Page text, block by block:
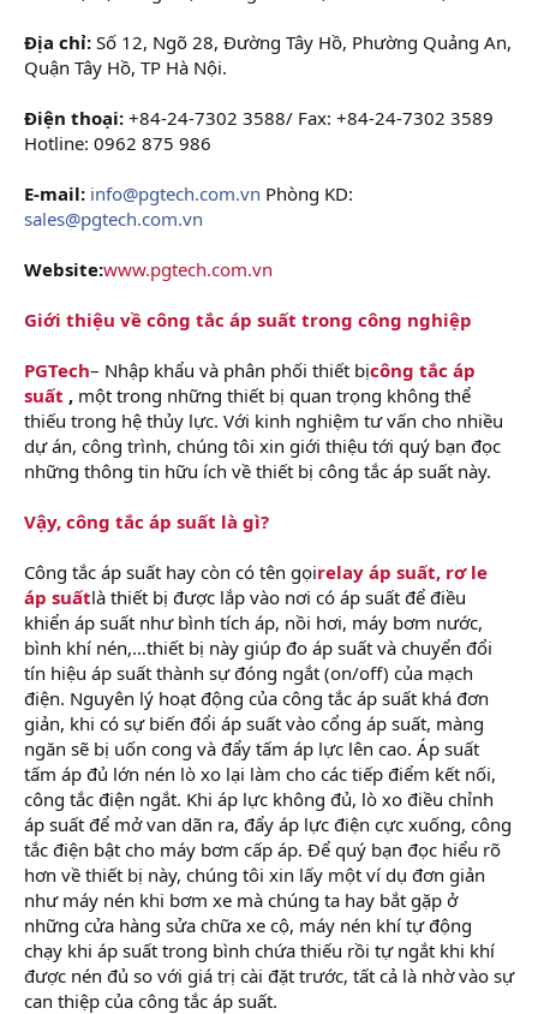
Địa chỉ: Số 12, Ngõ 28, Đường Tây Hồ, Phường Quảng An,
Quận Tây Hồ, TP Hà Nội.
Điện thoại: +84-24-7302 3588/ Fax: +84-24-7302 3589
Hotline: 0962 875 986
E-mail: info@pgtech.com.vn Phòng KD:
sales@pgtech.com.vn
Website:www.pgtech.com.vn
Giới thiệu về công tắc áp suất trong công nghiệp
PGTech– Nhập khẩu và phân phối thiết bịcông tắc áp
suất , một trong những thiết bị quan trọng không thể
thiếu trong hệ thủy lực. Với kinh nghiệm tư vấn cho nhiều
dự án, công trình, chúng tôi xin giới thiệu tới quý bạn đọc
những thông tin hữu ích về thiết bị công tắc áp suất này.
Vậy, công tắc áp suất là gì?
Công tắc áp suất hay còn có tên gọirelay áp suất, rơ le
áp suấtlà thiết bị được lắp vào nơi có áp suất để điều
khiển áp suất như bình tích áp, nồi hơi, máy bơm nước,
bình khí nén,…thiết bị này giúp đo áp suất và chuyển đổi
tín hiệu áp suất thành sự đóng ngắt (on/off) của mạch
điện. Nguyên lý hoạt động của công tắc áp suất khá đơn
giản, khi có sự biến đổi áp suất vào cổng áp suất, màng
ngăn sẽ bị uốn cong và đẩy tấm áp lực lên cao. Áp suất
tấm áp đủ lớn nén lò xo lại làm cho các tiếp điểm kết nối,
công tắc điện ngắt. Khi áp lực không đủ, lò xo điều chỉnh
áp suất để mở van dãn ra, đẩy áp lực điện cực xuống, công
tắc điện bật cho máy bơm cấp áp. Để quý bạn đọc hiểu rõ
hơn về thiết bị này, chúng tôi xin lấy một ví dụ đơn giản
như máy nén khi bơm xe mà chúng ta hay bắt gặp ở
những cửa hàng sửa chữa xe cộ, máy nén khí tự động
chạy khi áp suất trong bình chứa thiếu rồi tự ngắt khi khí
được nén đủ so với giá trị cài đặt trước, tất cả là nhờ vào sự
can thiệp của công tắc áp suất.